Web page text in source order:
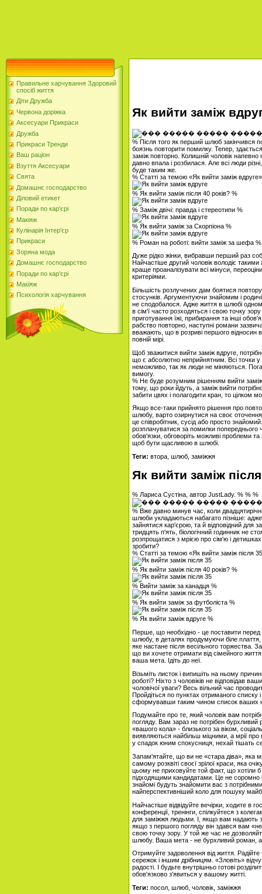
Правильне харчування Здоровий
спосіб життя
Діти Дружба
Червона доріжка
Аксесуари Прикраси
Дружба
Прикраси Тренди
Ваш раціон
Взуття Аксесуари
Свята
Домашнє господарство
Діловий етикет
Поради по кар'єрі
Макіяж
Кулінарія Інтер'єр
Прикраси
Зоряна мода
Домашнє господарство
Поради по кар'єрі
Макіяж
Психологія харчування
Як вийти заміж
% Після того як перший шлюб закінчився
боязнь повторити помилку. Тепер,
заміж повторно. Колишній чоловік напевно
давно впала і розбилася. Але всі люди
буде таким же.
% Статті за темою «Як вийти заміж
% Як вийти заміж після 40 років? %
% Заміж двічі: правда і стереотипи %
% Як вийти заміж за Скорпіона %
% Роман на роботі: вийти заміж за шефа %
Дуже рідко жінки, вибравши перший раз
Найчастіше другий чоловік володіє
краще проаналізувати всі мінуси,
критеріями.
Більшість розлучених дам боятися
стосунків. Аргументуючи знайомим і
не сподобалося. Адже життя в шлюбі
в сім'ї часто розходяться і свою точку
приготування їжі, прибирання та інші
рабство повторно, наступні романи
вважають, що в розриві першого відносин
повній мірі.
Щоб зважитися вийти заміж вдруге,
що є абсолютно неприйнятним. Всі точки у
неможливо, так як люди не міняються.
вимогу.
% Не буде розумним рішенням вийти
тому, що роки йдуть, а заміж вийти
забити цвях і полагодити кран, то цілком
Якщо все-таки прийнято рішення про
шлюбу, варто озирнутися на своє
це співробітник, сусід або просто
розплачуватися за помилки попереднього
обов'язки, обговоріть можливі проблеми
щоб бути щасливою в шлюбі.
Теги: втора, шлюб, заміжжя
Як вийти заміж
% Лариса Сустіна, автор JustLady. % % %
% Вже давно минув час, коли
шлюби укладаються набагато пізніше:
зайнятися кар'єрою, та й відповідний для
тридцять п'ять, біологічний годинник не
розпрощатися з мрією про сім'ю і
зробити?
% Статті за темою «Як вийти заміж після
% Як вийти заміж після 40 років? %
% Вийти заміж за канадця %
% Як вийти заміж за футболіста %
% Як вийти заміж вдруге %
Перше, що необхідно - це поставити перед
шлюбу, в деталях продумуючи біле
яке настане після весільного торжества.
що ви хочете отримати від сімейного
ваша мета. Ідіть до неї.
Візьміть листок і випишіть на ньому
роботі? Ніхто з чоловіків не відповідав
чоловічої уваги? Весь вільний час
Пройдіться по пунктах отриманого
сформувавши таким чином список ваших
Подумайте про те, який чоловік вам
погляду. Вам зараз не потрібен
«вашого кола» - близького за віком,
виявляються найбільш міцними, а мрії
у спадок юним спокусниця, нехай тішать
Запам'ятайте, що ви не «стара діва», яка
самому розквіті своєї зрілої краси, яка
цьому не приховуйте той факт, що хотіли б
підходящими кандидатами. Це не соромно
знайомі будуть знайомити вас з
найперспективніший коло для пошуку
Найчастіше відвідуйте вечірки, ходите в
конференції, тренінги, спілкуйтеся з
для заміжжя людьми. І, якщо вам надають
якщо з першого погляду він здався вам
свою точку зору. У той же час не
шлюбу. Ваша мета - не бурхливий роман, а
Отримуйте задоволення від життя.
сережок і іншим дрібницям. «Зловіть»
радості. І будьте внутрішньо готові
обов'язково з'явиться у вашому житті.
Теги: посол, шлюб, чоловік, заміжжя